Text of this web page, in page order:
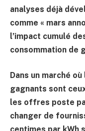
analyses déjà
comme « mars
l’impact cumulé
consommation de
Dans un marché
gagnants sont
les offres poste
changer de